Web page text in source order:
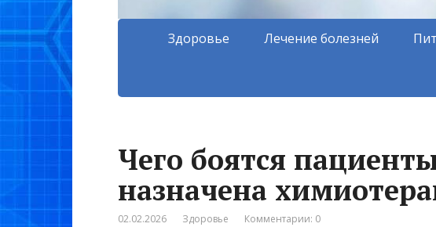
Здоровье Лечение болезней
Чего боятся
назначена
02.02.2026 Здоровье Комментарии: 0